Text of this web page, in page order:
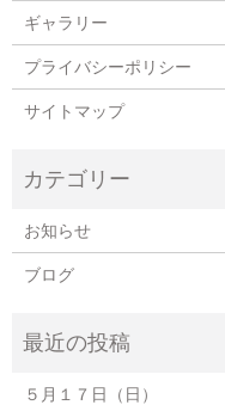
ギャラリー
プライバシーポリシー
サイトマップ
お知らせ
ブログ
５月１７日（日）